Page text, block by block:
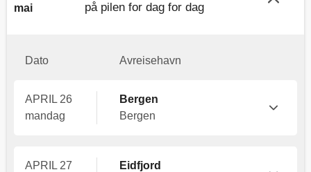
mai
på pilen for dag for dag
Dato Avreisehavn
APRIL 26
mandag
Bergen
Bergen
APRIL 27
Eidfjord